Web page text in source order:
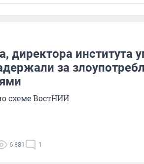
директора института
за
схеме ВостНИИ
6 881 1